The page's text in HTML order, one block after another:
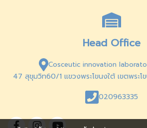
Head Office
Cosceutic innovation
47 สุขุมวิท60/1 แขวงพระโขนงใต้ เขตพระ
020963335